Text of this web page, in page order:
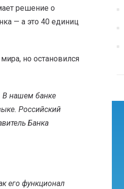
решение о
— а это 40 единиц
но остановился
В нашем банке
Российский
Банка
его функционал